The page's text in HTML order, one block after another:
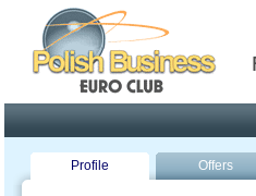
Profile Offers